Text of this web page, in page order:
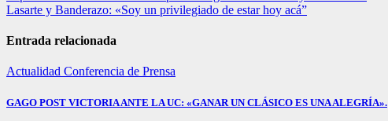
de
entradas
Lasarte y Banderazo: «Soy un privilegiado de estar hoy acá”
Entrada relacionada
Actualidad Conferencia de Prensa
GAGO POST VICTORIA ANTE LA UC: «GANAR UN CLÁSICO ES UNA ALEGRÍA».